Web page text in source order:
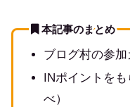
本記事のまとめ
ブログ村の参
INポイントを
べ）